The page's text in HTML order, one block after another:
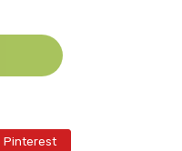
Pinterest